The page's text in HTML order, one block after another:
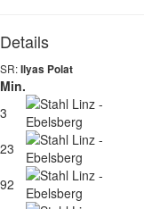
Details
SR:Ilyas Polat
Min.
3
23
92